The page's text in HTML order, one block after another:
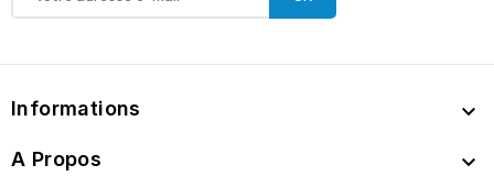
Informations 
A Propos 